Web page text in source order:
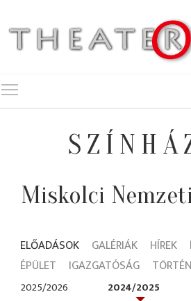
Miskolci
ELŐADÁSOK GALÉRIÁK HÍREK
ÉPÜLET
IGAZGATÓSÁG
2025/2026 2024/2025